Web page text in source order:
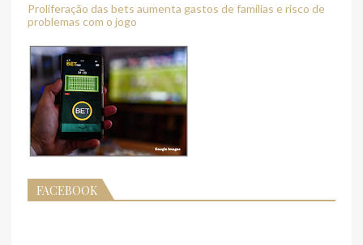
Proliferação das bets aumenta gastos de famílias e risco de
problemas com o jogo
FACEBOOK